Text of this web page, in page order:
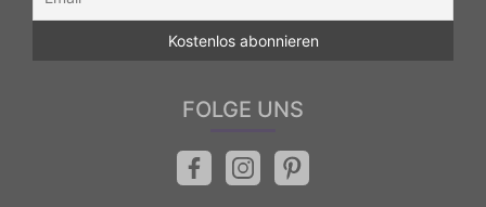
FOLGE UNS